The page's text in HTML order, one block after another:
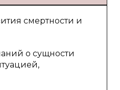
смертности и
о сущности